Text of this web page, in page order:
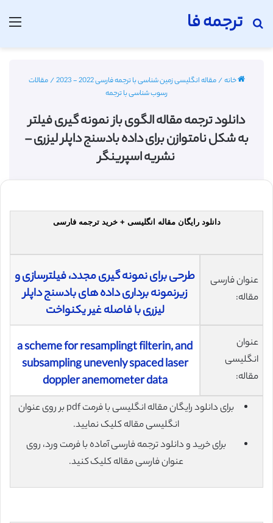
ترجمه فا
جستجو برای
خانه/مقاله انگلیسی زمین شناسی با ترجمه فارسی 2022 - 2023 /مقالات
رسوب شناسی با ترجمه
دانلود ترجمه مقاله الگوی باز نمونه گیری فیلتر
به شکل نامتوازن برای داده بادسنج داپلر لیزری –
نشریه اسپرینگر
دانلود رایگان مقاله انگلیسی + خرید ترجمه فارسی
عنوان فارسی
مقاله:
طرحی برای نمونه گیری مجدد، فیلترسازی و
زیرنمونه برداری داده های بادسنج داپلر
لیزری با فاصله‌ غیر یکنواخت
عنوان
انگلیسی
مقاله:
a scheme for resamplingt filterin, and
subsampling unevenly spaced laser
doppler anemometer data
برای دانلود رایگان مقاله انگلیسی با فرمت pdf بر روی عنوان
انگلیسی مقاله کلیک نمایید.
برای خرید و دانلود ترجمه فارسی آماده با فرمت ورد، روی
عنوان فارسی مقاله کلیک کنید.